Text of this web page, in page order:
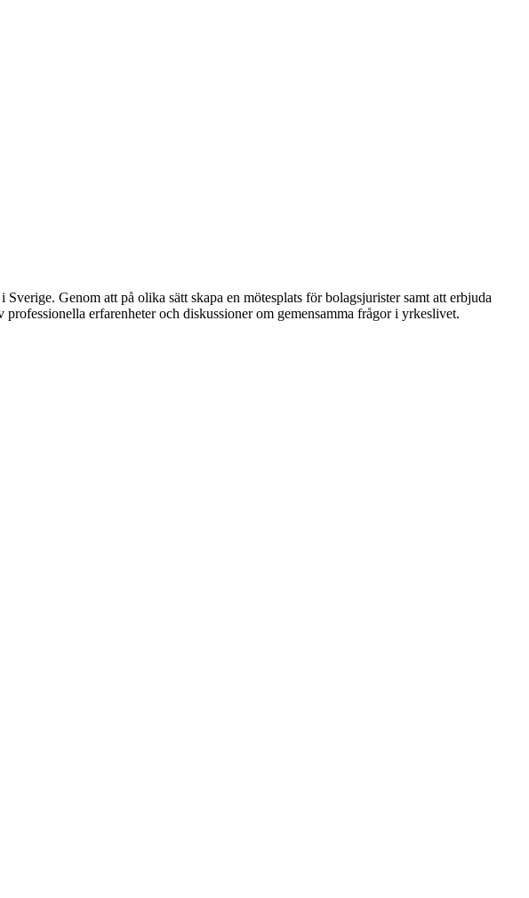
Genom att på olika sätt skapa en mötesplats för bolagsjurister samt att erbjuda
erfarenheter och diskussioner om gemensamma frågor i yrkeslivet.